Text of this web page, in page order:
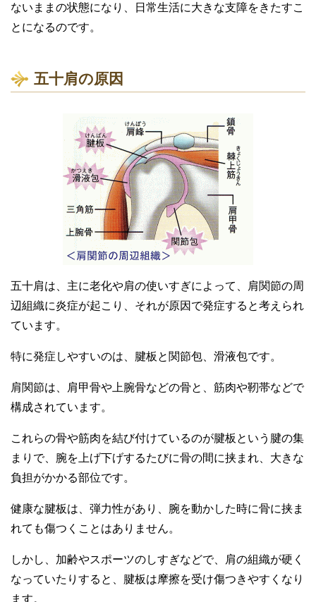
ないままの状態になり、日常生活に大きな支障をきたすこ
とになるのです。
五十肩の原因
五十肩は、主に老化や肩の使いすぎによって、肩関節の周
辺組織に炎症が起こり、それが原因で発症すると考えられ
ています。
特に発症しやすいのは、腱板と関節包、滑液包です。
肩関節は、肩甲骨や上腕骨などの骨と、筋肉や靭帯などで
構成されています。
これらの骨や筋肉を結び付けているのが腱板という腱の集
まりで、腕を上げ下げするたびに骨の間に挟まれ、大きな
負担がかかる部位です。
健康な腱板は、弾力性があり、腕を動かした時に骨に挟ま
れても傷つくことはありません。
しかし、加齢やスポーツのしすぎなどで、肩の組織が硬く
なっていたりすると、腱板は摩擦を受け傷つきやすくなり
ます。